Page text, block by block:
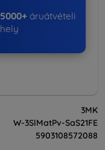
5000+ áruátvételi
hely
3MK
W-3SlMatPv-SaS21FE
5903108572088